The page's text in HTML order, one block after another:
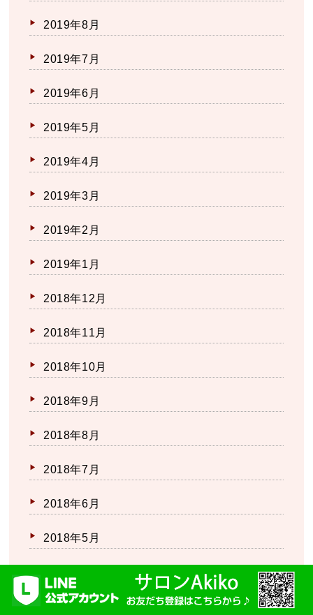
2019年8月
2019年7月
2019年6月
2019年5月
2019年4月
2019年3月
2019年2月
2019年1月
2018年12月
2018年11月
2018年10月
2018年9月
2018年8月
2018年7月
2018年6月
2018年5月
2018年3月